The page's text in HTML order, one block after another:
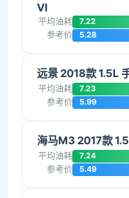
VI
平均油耗 7.22
参考价 5.28
远景 2018款 1.5L
平均油耗 7.23
参考价 5.99
海马M3 2017款
平均油耗 7.24
参考价 5.49